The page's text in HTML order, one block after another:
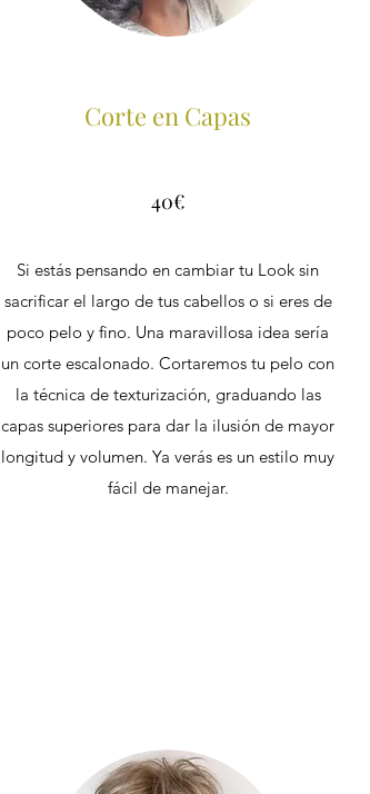
Corte en Capas
40€
Si estás pensando en cambiar tu Look sin
sacrificar el largo de tus cabellos o si eres de
poco pelo y fino. Una maravillosa idea sería
un corte escalonado. Cortaremos tu pelo con
la técnica de texturización, graduando las
capas superiores para dar la ilusión de mayor
longitud y volumen. Ya verás es un estilo muy
fácil de manejar.